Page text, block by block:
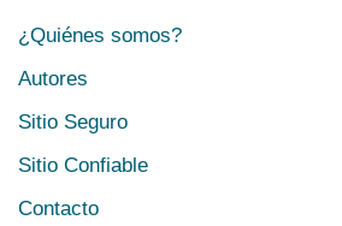
¿Quiénes somos?
Autores
Sitio Seguro
Sitio Confiable
Contacto